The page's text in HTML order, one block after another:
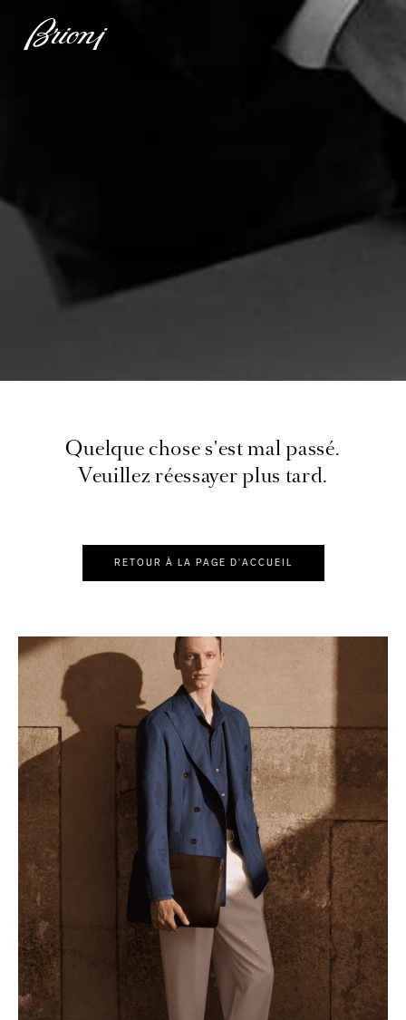
Quelque chose s'est mal passé.
Veuillez réessayer plus tard.
RETOUR À LA PAGE D'ACCUEIL